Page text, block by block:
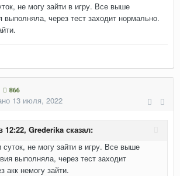
не могу зайти в игру. Все выше
выполняла, через тест заходит нормально.
866
13 июля, 2022
12:22, Grederika сказал:
суток, не могу зайти в игру. Все выше
выполняла, через тест заходит
акк немогу зайти.